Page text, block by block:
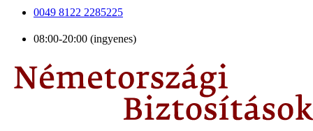
0049 8122 2285225
08:00-20:00 (ingyenes)